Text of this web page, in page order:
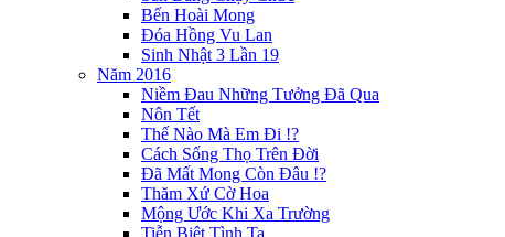
Bến Hoài Mong
Đóa Hồng Vu Lan
Sinh Nhật 3 Lần 19
Năm 2016
Niềm Đau Những Tưởng Đã Qua
Nôn Tết
Thế Nào Mà Em Đi !?
Cách Sống Thọ Trên Đời
Đã Mất Mong Còn Đâu !?
Thăm Xứ Cờ Hoa
Mộng Ước Khi Xa Trường
Tiễn Biệt Tình Ta